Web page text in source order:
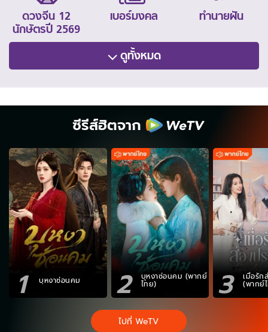
ดวงจีน 12
นักษัตรปี 2569
เบอร์มงคล ทำนายฝัน
ดูทั้งหมด
ซีรีส์ฮิตจาก
1 บุหงาซ่อนคม 2 บุหงาซ่อนคม (พากย์
ไทย) 3 เมื่อรัก
(พากย์
ไปที่ WeTV